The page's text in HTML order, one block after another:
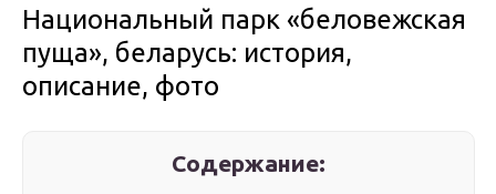
Национальный парк «беловежская
пуща», беларусь: история,
описание, фото
Содержание: